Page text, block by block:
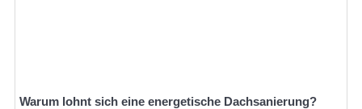
Warum lohnt sich eine energetische Dachsanierung?